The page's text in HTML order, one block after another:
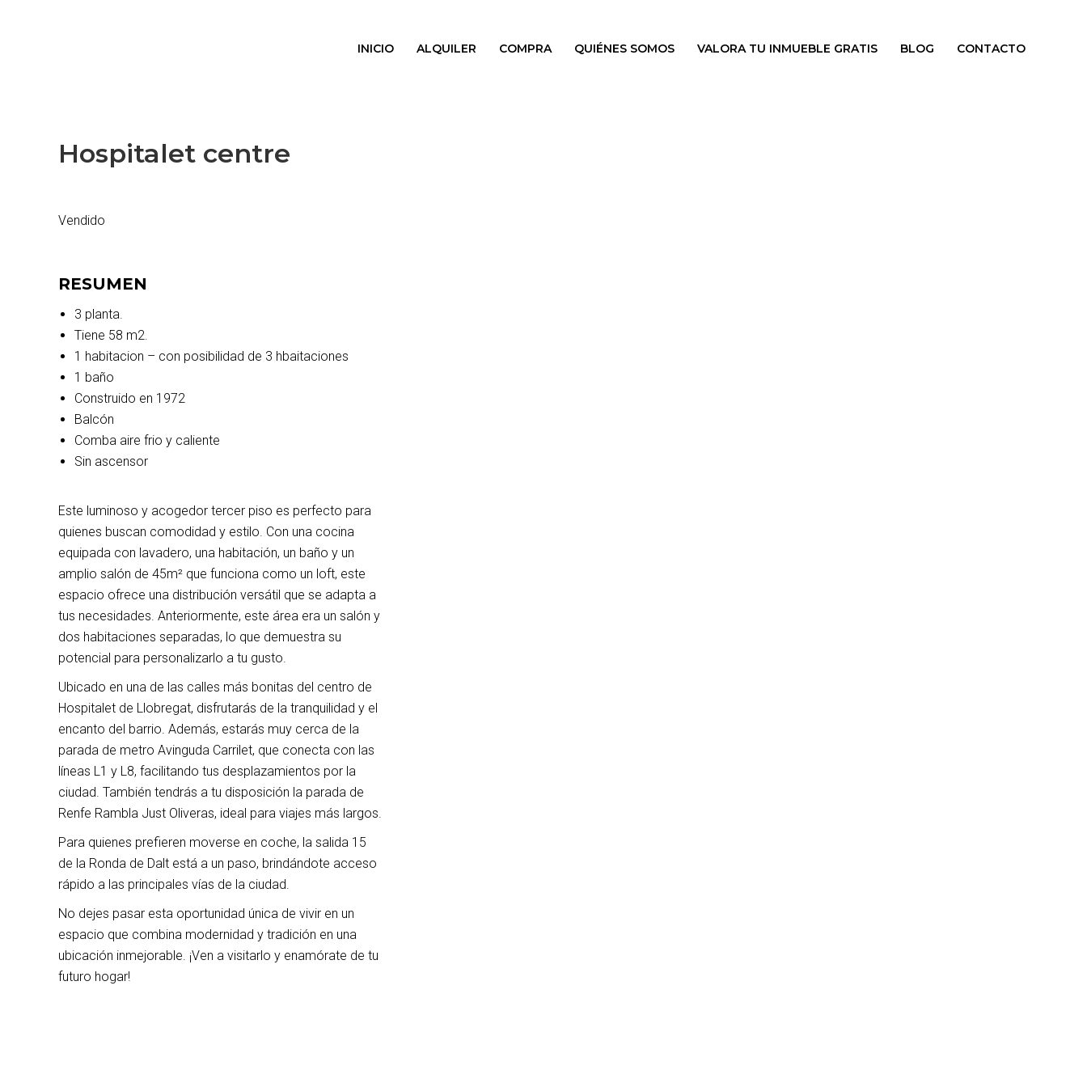
INICIO ALQUILER COMPRA QUIÉNES SOMOS VALORA TU INMUEBLE GRATIS BLOG CONTACTO
Hospitalet centre
Vendido
RESUMEN
3 planta.
Tiene 58 m2.
1 habitacion – con posibilidad de 3 hbaitaciones
1 baño
Construido en 1972
Balcón
Comba aire frio y caliente
Sin ascensor
Este luminoso y acogedor tercer piso es perfecto para
quienes buscan comodidad y estilo. Con una cocina
equipada con lavadero, una habitación, un baño y un
amplio salón de 45m² que funciona como un loft, este
espacio ofrece una distribución versátil que se adapta a
tus necesidades. Anteriormente, este área era un salón y
dos habitaciones separadas, lo que demuestra su
potencial para personalizarlo a tu gusto.
Ubicado en una de las calles más bonitas del centro de
Hospitalet de Llobregat, disfrutarás de la tranquilidad y el
encanto del barrio. Además, estarás muy cerca de la
parada de metro Avinguda Carrilet, que conecta con las
líneas L1 y L8, facilitando tus desplazamientos por la
ciudad. También tendrás a tu disposición la parada de
Renfe Rambla Just Oliveras, ideal para viajes más largos.
Para quienes prefieren moverse en coche, la salida 15
de la Ronda de Dalt está a un paso, brindándote acceso
rápido a las principales vías de la ciudad.
No dejes pasar esta oportunidad única de vivir en un
espacio que combina modernidad y tradición en una
ubicación inmejorable. ¡Ven a visitarlo y enamórate de tu
futuro hogar!